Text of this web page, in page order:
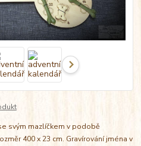
svým mazlíčkem v podobě
400 x 23 cm. Gravírování jména v